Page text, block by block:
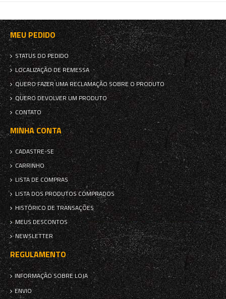
MEU PEDIDO
STATUS DO PEDIDO
LOCALIZAÇÃO DE REMESSA
QUERO FAZER UMA RECLAMAÇÃO SOBRE O PRODUTO
QUERO DEVOLVER UM PRODUTO
CONTATO
MINHA CONTA
CADASTRE-SE
CARRINHO
LISTA DE COMPRAS
LISTA DOS PRODUTOS COMPRADOS
HISTÓRICO DE TRANSAÇÕES
MEUS DESCONTOS
NEWSLETTER
REGULAMENTO
INFORMAÇÃO SOBRE LOJA
ENVIO